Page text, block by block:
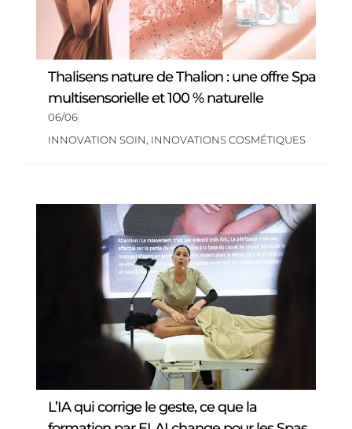
Thalisens nature de Thalion : une offre Spa
multisensorielle et 100 % naturelle
06/06
INNOVATION SOIN INNOVATIONS COSMÉTIQUES
L’IA qui corrige le geste, ce que la